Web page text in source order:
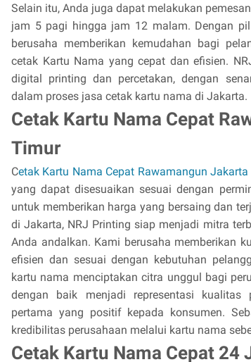
Selain itu, Anda juga dapat melakukan
jam 5 pagi hingga jam 12 malam. Dengan
berusaha memberikan kemudahan bagi
cetak Kartu Nama yang cepat dan efisien.
digital printing dan percetakan, dengan
dalam proses jasa cetak kartu nama di Jakarta.
Cetak Kartu Nama Cepat
Timur
Cetak Kartu Nama Cepat Rawamangun
yang dapat disesuaikan sesuai dengan
untuk memberikan harga yang bersaing dan
di Jakarta, NRJ Printing siap menjadi mitra
Anda andalkan. Kami berusaha memberikan
efisien dan sesuai dengan kebutuhan
kartu nama menciptakan citra unggul bagi
dengan baik menjadi representasi kualitas
pertama yang positif kepada konsumen.
kredibilitas perusahaan melalui kartu nama
Cetak Kartu Nama Cepat 24